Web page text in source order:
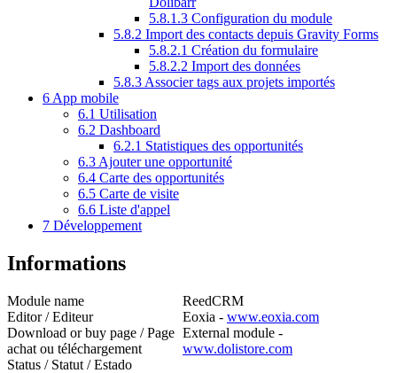
5.8.1.3 Configuration du module
5.8.2 Import des contacts depuis Gravity Forms
5.8.2.1 Création du formulaire
5.8.2.2 Import des données
5.8.3 Associer tags aux projets importés
6 App mobile
6.1 Utilisation
6.2 Dashboard
6.2.1 Statistiques des opportunités
6.3 Ajouter une opportunité
6.4 Carte des opportunités
6.5 Carte de visite
6.6 Liste d'appel
7 Développement
Informations
Module name
ReedCRM
Editor / Editeur
Eoxia - www.eoxia.com
Download or buy page / Page
achat ou téléchargement
External module -
www.dolistore.com
Status / Statut / Estado